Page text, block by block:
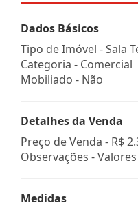
Dados Básicos
Tipo de Imóvel - Sala
Categoria - Comercial
Mobiliado - Não
Detalhes da Venda
Preço de Venda - R$
Observações -
Medidas